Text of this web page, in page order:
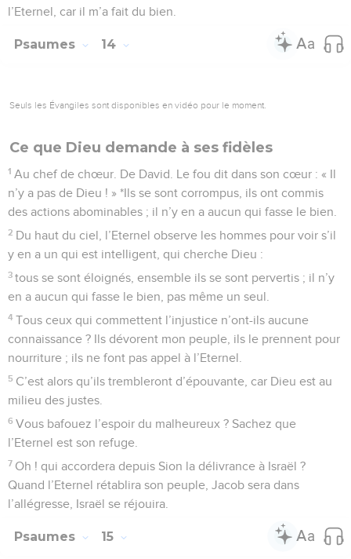
l’Eternel, car il m’a fait du bien.
Psaumes 14
Seuls les Évangiles sont disponibles en vidéo pour le moment.
Ce que Dieu demande à ses fidèles
1 Au chef de chœur. De David. Le fou dit dans son cœur : « Il
n’y a pas de Dieu ! » *Ils se sont corrompus, ils ont commis
des actions abominables ; il n’y en a aucun qui fasse le bien.
2 Du haut du ciel, l’Eternel observe les hommes pour voir s’il
y en a un qui est intelligent, qui cherche Dieu :
3 tous se sont éloignés, ensemble ils se sont pervertis ; il n’y
en a aucun qui fasse le bien, pas même un seul.
4 Tous ceux qui commettent l’injustice n’ont-ils aucune
connaissance ? Ils dévorent mon peuple, ils le prennent pour
nourriture ; ils ne font pas appel à l’Eternel.
5 C’est alors qu’ils trembleront d’épouvante, car Dieu est au
milieu des justes.
6 Vous bafouez l’espoir du malheureux ? Sachez que
l’Eternel est son refuge.
7 Oh ! qui accordera depuis Sion la délivrance à Israël ?
Quand l’Eternel rétablira son peuple, Jacob sera dans
l’allégresse, Israël se réjouira.
Psaumes 15